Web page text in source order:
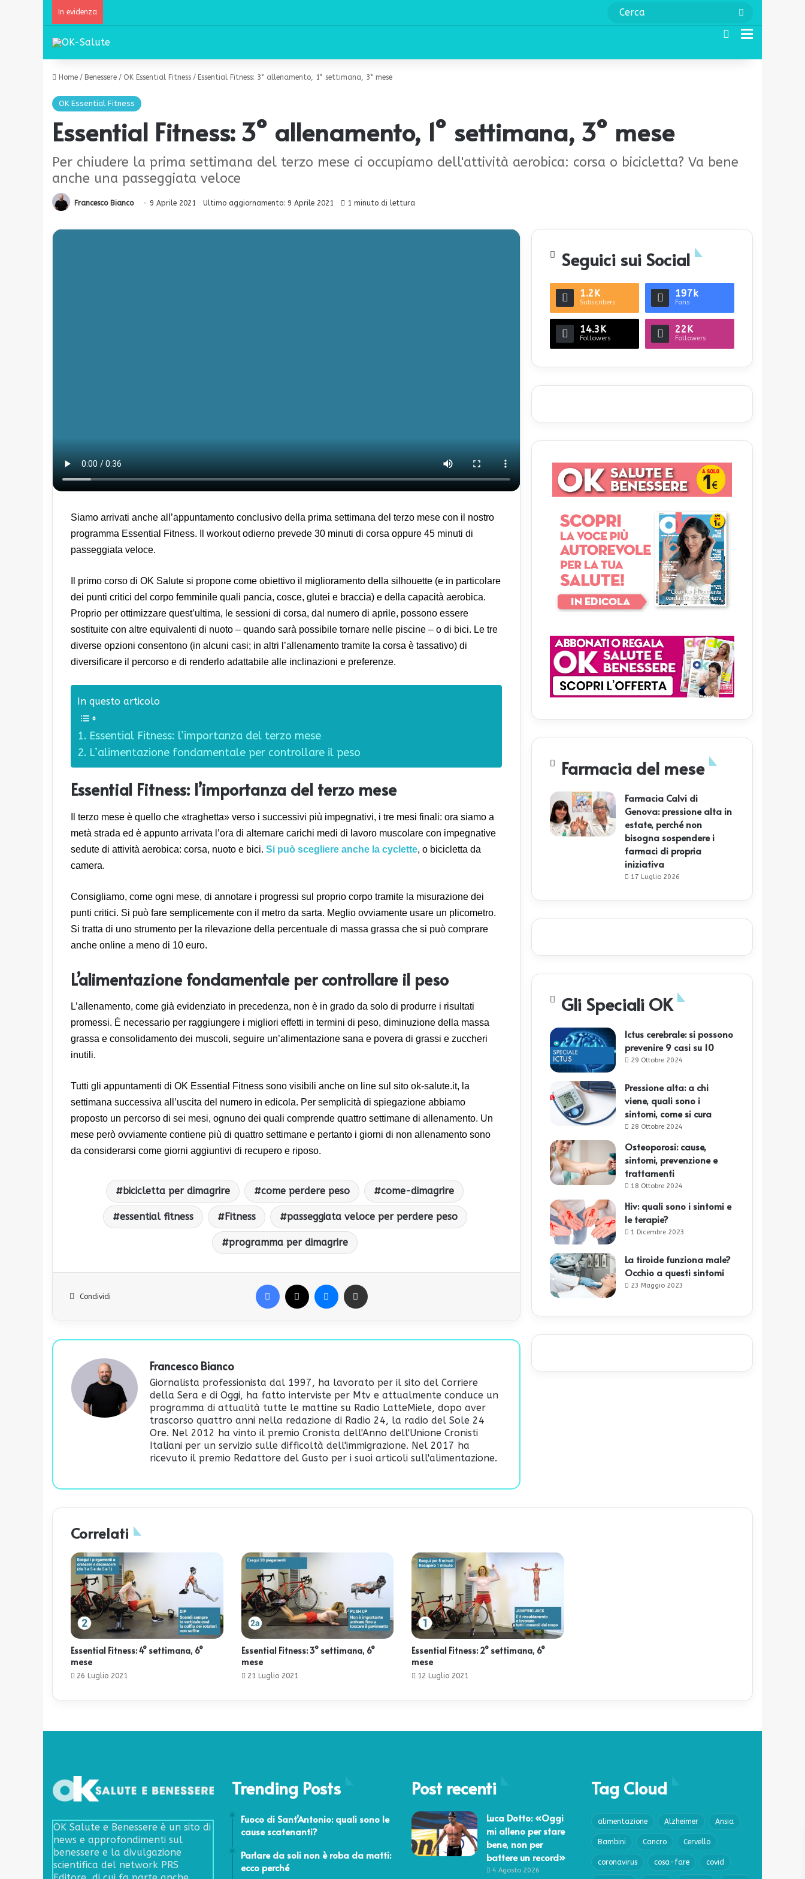
In evidenza
Cerca
Home / Benessere / OK Essential Fitness / Essential Fitness: 3° allenamento, 1° settimana, 3° mese
OK Essential Fitness
Essential Fitness: 3° allenamento, 1° settimana, 3° mese
Per chiudere la prima settimana del terzo mese ci occupiamo dell'attività aerobica: corsa o bicicletta? Va bene
anche una passeggiata veloce
Francesco Bianco 9 Aprile 2021 Ultimo aggiornamento: 9 Aprile 2021 1 minuto di lettura
Siamo arrivati anche all’appuntamento conclusivo della prima settimana del terzo mese con il nostro
programma Essential Fitness. Il workout odierno prevede 30 minuti di corsa oppure 45 minuti di
passeggiata veloce.
Il primo corso di OK Salute si propone come obiettivo il miglioramento della silhouette (e in particolare
dei punti critici del corpo femminile quali pancia, cosce, glutei e braccia) e della capacità aerobica.
Proprio per ottimizzare quest’ultima, le sessioni di corsa, dal numero di aprile, possono essere
sostituite con altre equivalenti di nuoto – quando sarà possibile tornare nelle piscine – o di bici. Le tre
diverse opzioni consentono (in alcuni casi; in altri l’allenamento tramite la corsa è tassativo) di
diversificare il percorso e di renderlo adattabile alle inclinazioni e preferenze.
In questo articolo
Essential Fitness: l’importanza del terzo mese
L’alimentazione fondamentale per controllare il peso
Essential Fitness: l’importanza del terzo mese
Il terzo mese è quello che «traghetta» verso i successivi più impegnativi, i tre mesi finali: ora siamo a
metà strada ed è appunto arrivata l’ora di alternare carichi medi di lavoro muscolare con impegnative
sedute di attività aerobica: corsa, nuoto e bici. Si può scegliere anche la cyclette, o bicicletta da
camera.
Consigliamo, come ogni mese, di annotare i progressi sul proprio corpo tramite la misurazione dei
punti critici. Si può fare semplicemente con il metro da sarta. Meglio ovviamente usare un plicometro.
Si tratta di uno strumento per la rilevazione della percentuale di massa grassa che si può comprare
anche online a meno di 10 euro.
L’alimentazione fondamentale per controllare il peso
L’allenamento, come già evidenziato in precedenza, non è in grado da solo di produrre i risultati
promessi. È necessario per raggiungere i migliori effetti in termini di peso, diminuzione della massa
grassa e consolidamento dei muscoli, seguire un’alimentazione sana e povera di grassi e zuccheri
inutili.
Tutti gli appuntamenti di OK Essential Fitness sono visibili anche on line sul sito ok-salute.it, la
settimana successiva all’uscita del numero in edicola. Per semplicità di spiegazione abbiamo
proposto un percorso di sei mesi, ognuno dei quali comprende quattro settimane di allenamento. Un
mese però ovviamente contiene più di quattro settimane e pertanto i giorni di non allenamento sono
da considerarsi come giorni aggiuntivi di recupero e riposo.
bicicletta per dimagrire come perdere peso come-dimagrire
essential fitness Fitness passeggiata veloce per perdere peso
programma per dimagrire
Condividi
Francesco Bianco
Giornalista professionista dal 1997, ha lavorato per il sito del Corriere
della Sera e di Oggi, ha fatto interviste per Mtv e attualmente conduce un
programma di attualità tutte le mattine su Radio LatteMiele, dopo aver
trascorso quattro anni nella redazione di Radio 24, la radio del Sole 24
Ore. Nel 2012 ha vinto il premio Cronista dell'Anno dell'Unione Cronisti
Italiani per un servizio sulle difficoltà dell'immigrazione. Nel 2017 ha
ricevuto il premio Redattore del Gusto per i suoi articoli sull'alimentazione.
Seguici sui Social
1.2K
Subscribers
197k
Fans
14.3K
Followers
22K
Followers
Farmacia del mese
Farmacia Calvi di
Genova: pressione alta in
estate, perché non
bisogna sospendere i
farmaci di propria
iniziativa
17 Luglio 2026
Gli Speciali OK
Ictus cerebrale: si possono
prevenire 9 casi su 10
29 Ottobre 2024
Pressione alta: a chi
viene, quali sono i
sintomi, come si cura
28 Ottobre 2024
Osteoporosi: cause,
sintomi, prevenzione e
trattamenti
18 Ottobre 2024
Hiv: quali sono i sintomi e
le terapie?
1 Dicembre 2023
La tiroide funziona male?
Occhio a questi sintomi
23 Maggio 2023
Correlati
Essential Fitness: 4° settimana, 6°
mese
26 Luglio 2021
Essential Fitness: 3° settimana, 6°
mese
21 Luglio 2021
Essential Fitness: 2° settimana, 6°
mese
12 Luglio 2021
OK Salute e Benessere è un sito di
news e approfondimenti sul
benessere e la divulgazione
scientifica del network PRS
Trending Posts
Fuoco di Sant’Antonio: quali sono le
cause scatenanti?
Parlare da soli non è roba da matti:
ecco perché
Post recenti
Luca Dotto: «Oggi
mi alleno per stare
bene, non per
battere un record»
4 Agosto 2026
Tag Cloud
alimentazione Alzheimer Ansia
Bambini Cancro Cervello
coronavirus cosa-fare covid